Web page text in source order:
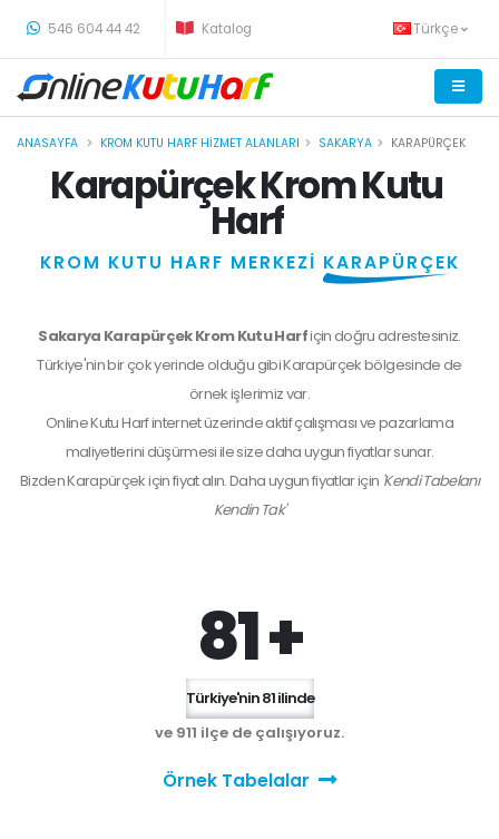
546 604 44 42 Katalog Türkçe
ANASAYFA KROM KUTU HARF HIZMET ALANLARI SAKARYA KARAPÜRÇEK
Karapürçek Krom Kutu
Harf
KROM KUTU HARF MERKEZİ KARAPÜRÇEK
Sakarya Karapürçek Krom Kutu Harfiçin doğru adrestesiniz.
Türkiye'nin bir çok yerinde olduğu gibi Karapürçek bölgesinde de
örnek işlerimiz var.
Online Kutu Harf internet üzerinde aktif çalışması ve pazarlama
maliyetlerini düşürmesi ile size daha uygun fiyatlar sunar.
BizdenKarapürçekiçin fiyat alın. Daha uygun fiyatlar için 'Kendi Tabelanı
Kendin Tak'
81 +
Türkiye'nin 81 ilinde
ve 911 ilçe de çalışıyoruz.
Örnek Tabelalar